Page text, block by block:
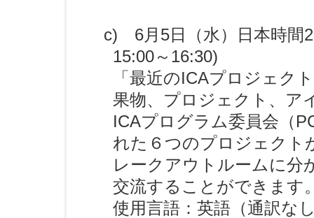
c) 6月5日（水）日本時間
15:00～16:30)
「最近のICAプロジェク
果物、プロジェクト、ア
ICAプログラム委員会（
れた６つのプロジェクト
レークアウトルームに分
交流することができます
使用言語：英語（通訳な